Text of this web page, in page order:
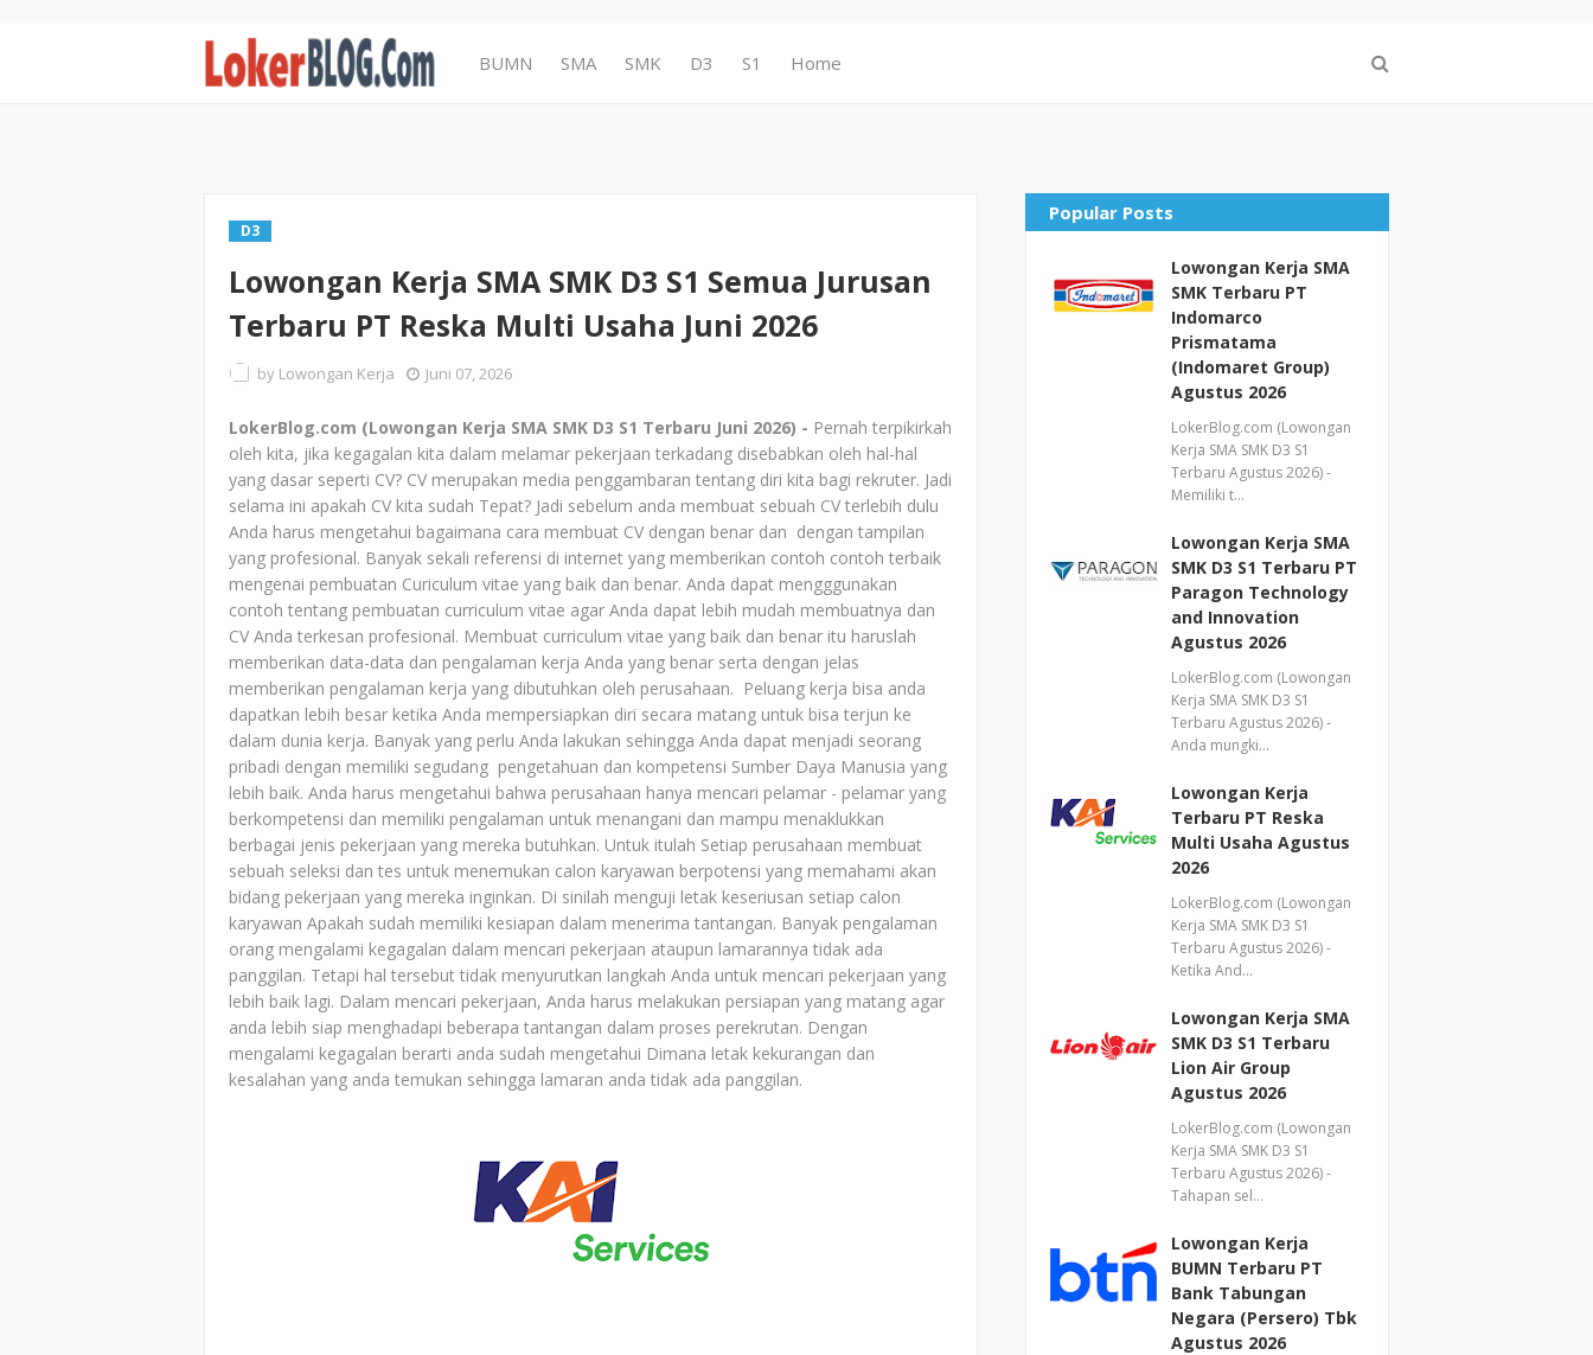
BUMN SMA SMK D3 S1 Home
D3
Lowongan Kerja SMA SMK D3 S1 Semua Jurusan
Terbaru PT Reska Multi Usaha Juni 2026
by Lowongan Kerja Juni 07, 2026
LokerBlog.com (Lowongan Kerja SMA SMK D3 S1 Terbaru Juni 2026) - Pernah terpikirkah
oleh kita, jika kegagalan kita dalam melamar pekerjaan terkadang disebabkan oleh hal-hal
yang dasar seperti CV? CV merupakan media penggambaran tentang diri kita bagi rekruter. Jadi
selama ini apakah CV kita sudah Tepat? Jadi sebelum anda membuat sebuah CV terlebih dulu
Anda harus mengetahui bagaimana cara membuat CV dengan benar dan dengan tampilan
yang profesional. Banyak sekali referensi di internet yang memberikan contoh contoh terbaik
mengenai pembuatan Curiculum vitae yang baik dan benar. Anda dapat mengggunakan
contoh tentang pembuatan curriculum vitae agar Anda dapat lebih mudah membuatnya dan
CV Anda terkesan profesional. Membuat curriculum vitae yang baik dan benar itu haruslah
memberikan data-data dan pengalaman kerja Anda yang benar serta dengan jelas
memberikan pengalaman kerja yang dibutuhkan oleh perusahaan. Peluang kerja bisa anda
dapatkan lebih besar ketika Anda mempersiapkan diri secara matang untuk bisa terjun ke
dalam dunia kerja. Banyak yang perlu Anda lakukan sehingga Anda dapat menjadi seorang
pribadi dengan memiliki segudang pengetahuan dan kompetensi Sumber Daya Manusia yang
lebih baik. Anda harus mengetahui bahwa perusahaan hanya mencari pelamar - pelamar yang
berkompetensi dan memiliki pengalaman untuk menangani dan mampu menaklukkan
berbagai jenis pekerjaan yang mereka butuhkan. Untuk itulah Setiap perusahaan membuat
sebuah seleksi dan tes untuk menemukan calon karyawan berpotensi yang memahami akan
bidang pekerjaan yang mereka inginkan. Di sinilah menguji letak keseriusan setiap calon
karyawan Apakah sudah memiliki kesiapan dalam menerima tantangan. Banyak pengalaman
orang mengalami kegagalan dalam mencari pekerjaan ataupun lamarannya tidak ada
panggilan. Tetapi hal tersebut tidak menyurutkan langkah Anda untuk mencari pekerjaan yang
lebih baik lagi. Dalam mencari pekerjaan, Anda harus melakukan persiapan yang matang agar
anda lebih siap menghadapi beberapa tantangan dalam proses perekrutan. Dengan
mengalami kegagalan berarti anda sudah mengetahui Dimana letak kekurangan dan
kesalahan yang anda temukan sehingga lamaran anda tidak ada panggilan.
Popular Posts
Lowongan Kerja SMA
SMK Terbaru PT
Indomarco
Prismatama
(Indomaret Group)
Agustus 2026
LokerBlog.com (Lowongan
Kerja SMA SMK D3 S1
Terbaru Agustus 2026) -
Memiliki t…
Lowongan Kerja SMA
SMK D3 S1 Terbaru PT
Paragon Technology
and Innovation
Agustus 2026
LokerBlog.com (Lowongan
Kerja SMA SMK D3 S1
Terbaru Agustus 2026) -
Anda mungki…
Lowongan Kerja
Terbaru PT Reska
Multi Usaha Agustus
2026
LokerBlog.com (Lowongan
Kerja SMA SMK D3 S1
Terbaru Agustus 2026) -
Ketika And…
Lowongan Kerja SMA
SMK D3 S1 Terbaru
Lion Air Group
Agustus 2026
LokerBlog.com (Lowongan
Kerja SMA SMK D3 S1
Terbaru Agustus 2026) -
Tahapan sel…
Lowongan Kerja
BUMN Terbaru PT
Bank Tabungan
Negara (Persero) Tbk
Agustus 2026